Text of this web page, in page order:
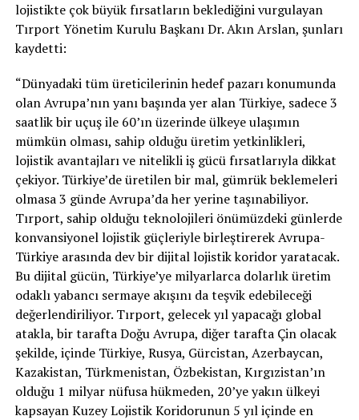
lojistikte çok büyük fırsatların beklediğini vurgulayan
Tırport Yönetim Kurulu Başkanı Dr. Akın Arslan, şunları
kaydetti:
“Dünyadaki tüm üreticilerinin hedef pazarı konumunda
olan Avrupa’nın yanı başında yer alan Türkiye, sadece 3
saatlik bir uçuş ile 60’ın üzerinde ülkeye ulaşımın
mümkün olması, sahip olduğu üretim yetkinlikleri,
lojistik avantajları ve nitelikli iş gücü fırsatlarıyla dikkat
çekiyor. Türkiye’de üretilen bir mal, gümrük beklemeleri
olmasa 3 günde Avrupa’da her yerine taşınabiliyor.
Tırport, sahip olduğu teknolojileri önümüzdeki günlerde
konvansiyonel lojistik güçleriyle birleştirerek Avrupa-
Türkiye arasında dev bir dijital lojistik koridor yaratacak.
Bu dijital gücün, Türkiye’ye milyarlarca dolarlık üretim
odaklı yabancı sermaye akışını da teşvik edebileceği
değerlendiriliyor. Tırport, gelecek yıl yapacağı global
atakla, bir tarafta Doğu Avrupa, diğer tarafta Çin olacak
şekilde, içinde Türkiye, Rusya, Gürcistan, Azerbaycan,
Kazakistan, Türkmenistan, Özbekistan, Kırgızistan’ın
olduğu 1 milyar nüfusa hükmeden, 20’ye yakın ülkeyi
kapsayan Kuzey Lojistik Koridorunun 5 yıl içinde en